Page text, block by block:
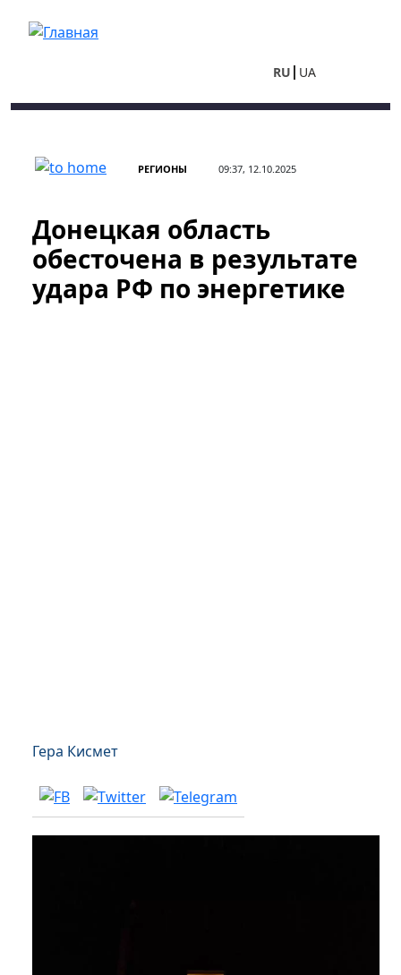
RU UA
РЕГИОНЫ 09:37, 12.10.2025
Донецкая область
обесточена в результате
удара РФ по энергетике
Гера Кисмет